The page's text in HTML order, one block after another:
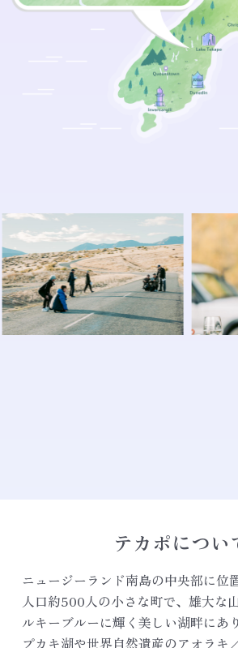
テカポについ
ニュージーランド南島の中央部に位
人口約500人の小さな町で、雄大な
ルキーブルーに輝く美しい湖畔にあ
プカキ湖や世界自然遺産のアオラキ